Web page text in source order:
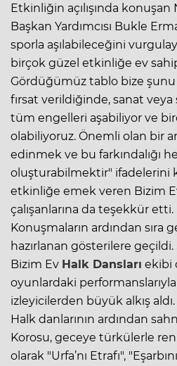
Etkinliğin açılışında
Başkan Yardımcısı Bukle
sporla aşılabileceğini
birçok güzel etkinliğe ev
Gördüğümüz tablo bize şunu
fırsat verildiğinde, sanat
tüm engelleri aşabiliyor ve
olabiliyoruz. Önemli olan bir
edinmek ve bu farkındalığı
oluşturabilmektir" ifadelerini
etkinliğe emek veren Bizim
çalışanlarına da teşekkür etti.
Konuşmaların ardından sıra
hazırlanan gösterilere
Bizim Ev Halk Dansları ekibi
oyunlardaki
izleyicilerden büyük alkış aldı.
Halk danlarının ardından
Korosu, geceye türkülerle
olarak "Urfa’nı Etrafı",